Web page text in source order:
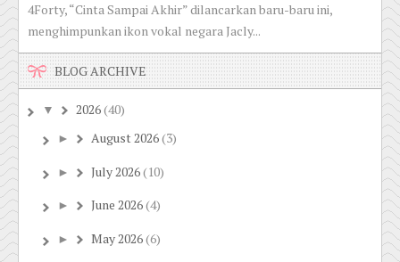
4Forty, “Cinta Sampai Akhir” dilancarkan baru-baru ini,
menghimpunkan ikon vokal negara Jacly...
BLOG ARCHIVE
▼ 2026(40)
► August 2026(3)
► July 2026(10)
► June 2026(4)
► May 2026(6)